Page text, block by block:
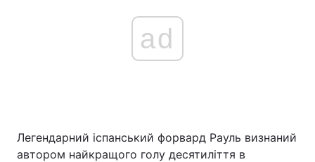
ad
Легендарний іспанський форвард Рауль визнаний
автором найкращого голу десятиліття в